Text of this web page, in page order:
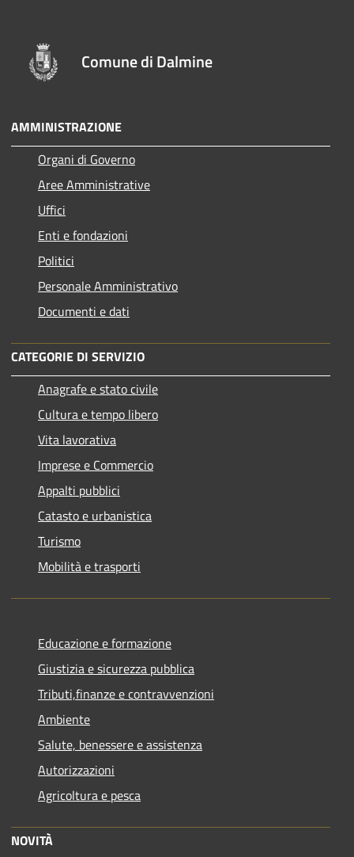
Comune di Dalmine
AMMINISTRAZIONE
Organi di Governo
Aree Amministrative
Uffici
Enti e fondazioni
Politici
Personale Amministrativo
Documenti e dati
CATEGORIE DI SERVIZIO
Anagrafe e stato civile
Cultura e tempo libero
Vita lavorativa
Imprese e Commercio
Appalti pubblici
Catasto e urbanistica
Turismo
Mobilità e trasporti
Educazione e formazione
Giustizia e sicurezza pubblica
Tributi,finanze e contravvenzioni
Ambiente
Salute, benessere e assistenza
Autorizzazioni
Agricoltura e pesca
NOVITÀ